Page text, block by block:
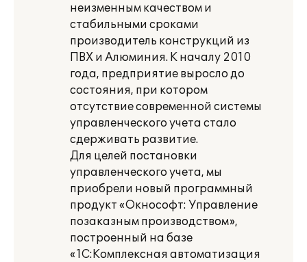
неизменным качеством и
стабильными сроками
производитель конструкций из
ПВХ и Алюминия. К началу 2010
года, предприятие выросло до
состояния, при котором
отсутствие современной системы
управленческого учета стало
сдерживать развитие.
Для целей постановки
управленческого учета, мы
приобрели новый программный
продукт «Окнософт: Управление
позаказным производством»,
построенный на базе
«1С:Комплексная автоматизация